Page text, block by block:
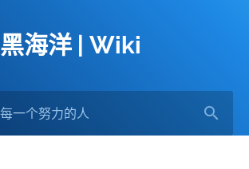
黑海洋 | Wiki